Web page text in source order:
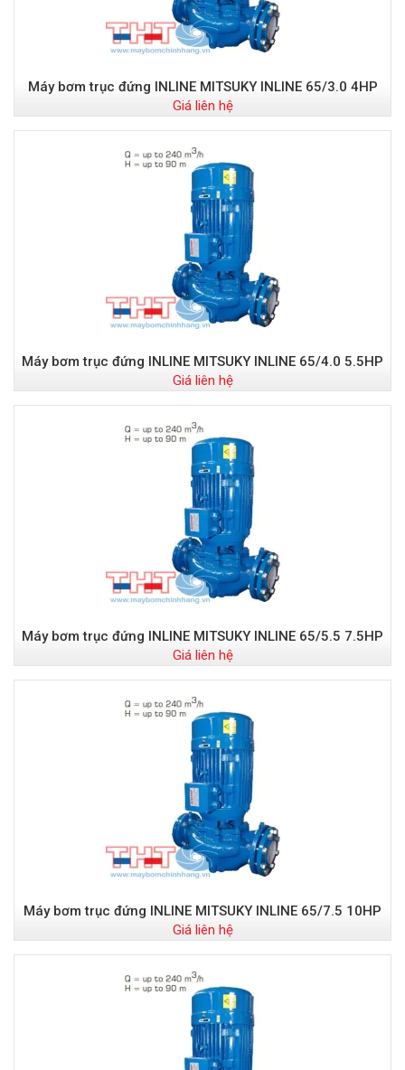
Máy bơm trục đứng INLINE MITSUKY INLINE 65/3.0 4HP
Giá liên hệ
Máy bơm trục đứng INLINE MITSUKY INLINE 65/4.0 5.5HP
Giá liên hệ
Máy bơm trục đứng INLINE MITSUKY INLINE 65/5.5 7.5HP
Giá liên hệ
Máy bơm trục đứng INLINE MITSUKY INLINE 65/7.5 10HP
Giá liên hệ